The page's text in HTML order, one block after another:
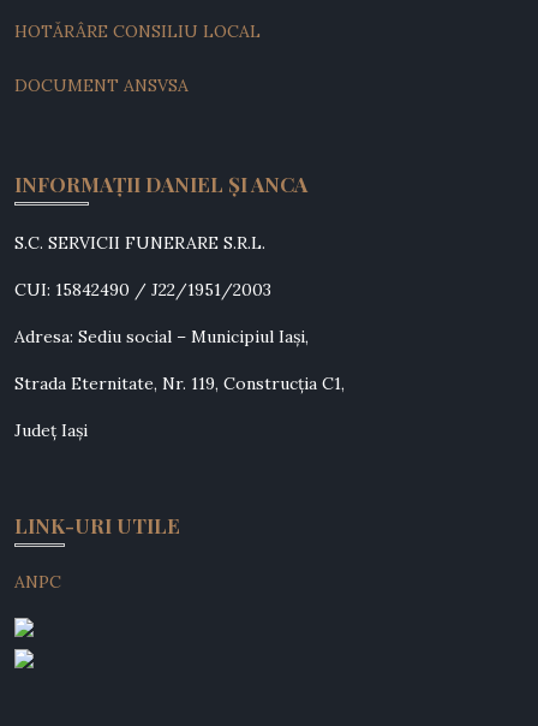
HOTĂRÂRE CONSILIU LOCAL
DOCUMENT ANSVSA
INFORMAȚII DANIEL ȘI ANCA
S.C. SERVICII FUNERARE S.R.L.
CUI: 15842490 / J22/1951/2003
Adresa: Sediu social – Municipiul Iași,
Strada Eternitate, Nr. 119, Construcția C1,
Județ Iași
LINK-URI UTILE
ANPC